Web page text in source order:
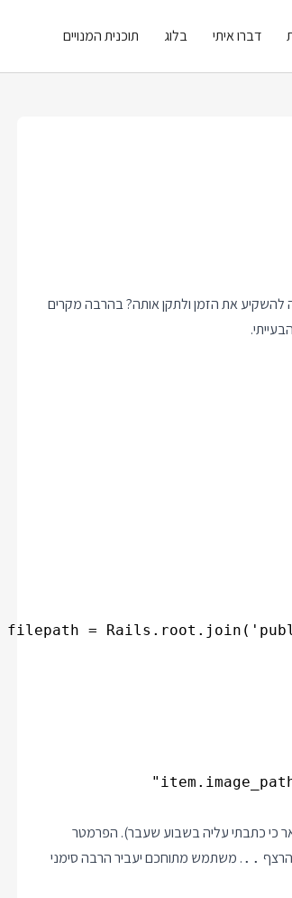
דברו איתי בלוג תוכנית המנויים
את הזמן ולתקן אותה? בהרבה מקרים
כי כתבתי עליה בשבוע שעבר). הפרמטר
.. . משתמש מתוחכם יעביר הרבה סימני